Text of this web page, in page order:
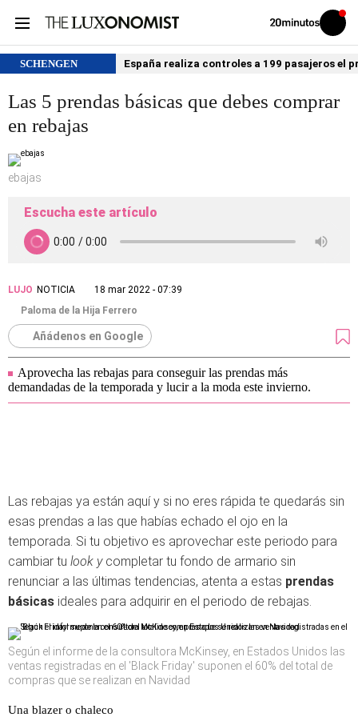
Volver
Iniciar
sesión
SCHENGEN España realiza controles a 199 pasajeros el
Las 5 prendas básicas que debes comprar
en rebajas
ebajas
Escucha este artículo
LUJO NOTICIA
18 mar 2022 - 07:39
Paloma de la Hija Ferrero
Añádenos en Google
Aprovecha las rebajas para conseguir las prendas más
demandadas de la temporada y lucir a la moda este invierno.
Las rebajas ya están aquí y si no eres rápida te quedarás sin
esas prendas a las que habías echado el ojo en la
temporada. Si tu objetivo es aprovechar este periodo para
cambiar tu look y completar tu fondo de armario sin
renunciar a las últimas tendencias, atenta a estas prendas
básicas ideales para adquirir en el periodo de rebajas.
Según el informe de la consultora McKinsey, en Estados Unidos las
ventas registradas en el 'Black Friday' suponen el 60% del total de
compras que se realizan en Navidad
Una blazer o chaleco